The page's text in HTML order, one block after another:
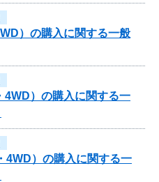
）の購入に関する一般
4WD）の購入に関する一
4WD）の購入に関する一